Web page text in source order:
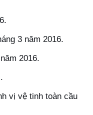
3 năm 2016.
2016.
vị vệ tinh toàn cầu